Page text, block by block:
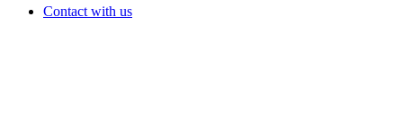
Contact with us